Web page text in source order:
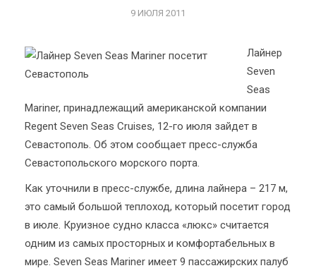
9 ИЮЛЯ 2011
Лайнер
Seven
Seas
Mariner, принадлежащий американской компании
Regent Seven Seas Cruises, 12-го июля зайдет в
Севастополь. Об этом сообщает пресс-служба
Севастопольского морского порта.
Как уточнили в пресс-службе, длина лайнера – 217 м,
это самый большой теплоход, который посетит город
в июле. Круизное судно класса «люкс» считается
одним из самых просторных и комфортабельных в
мире. Seven Seas Mariner имеет 9 пассажирских палуб